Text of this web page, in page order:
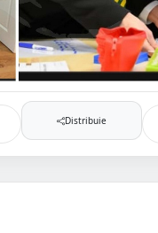
Distribuie